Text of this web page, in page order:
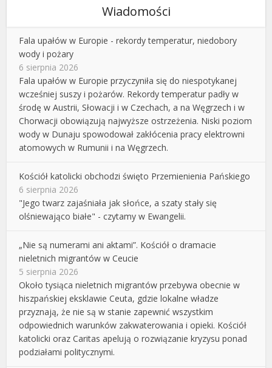
Wiadomości
Fala upałów w Europie - rekordy temperatur, niedobory
wody i pożary
6 sierpnia 2026
Fala upałów w Europie przyczyniła się do niespotykanej
wcześniej suszy i pożarów. Rekordy temperatur padły w
środę w Austrii, Słowacji i w Czechach, a na Węgrzech i w
Chorwacji obowiązują najwyższe ostrzeżenia. Niski poziom
wody w Dunaju spowodował zakłócenia pracy elektrowni
atomowych w Rumunii i na Węgrzech.
Kościół katolicki obchodzi święto Przemienienia Pańskiego
6 sierpnia 2026
"Jego twarz zajaśniała jak słońce, a szaty stały się
olśniewająco białe" - czytamy w Ewangelii.
„Nie są numerami ani aktami”. Kościół o dramacie
nieletnich migrantów w Ceucie
5 sierpnia 2026
Około tysiąca nieletnich migrantów przebywa obecnie w
hiszpańskiej eksklawie Ceuta, gdzie lokalne władze
przyznają, że nie są w stanie zapewnić wszystkim
odpowiednich warunków zakwaterowania i opieki. Kościół
katolicki oraz Caritas apelują o rozwiązanie kryzysu ponad
podziałami politycznymi.